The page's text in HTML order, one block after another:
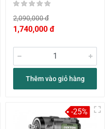
2,090,000 đ
1,740,000 đ
Thêm vào giỏ hàng
-25%